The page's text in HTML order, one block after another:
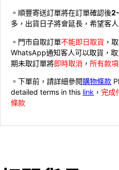
。順豐寄送訂單將在訂單確認後
多，出貨日子將會延長，希望客
。門市自取訂單不能即日取貨 ，
WhatsApp通知客人可以取貨，
期未取訂單將即時取消 ， 所有款
。下單前，請詳細參閱購物條款
detailed terms in this link ， 完成
條款